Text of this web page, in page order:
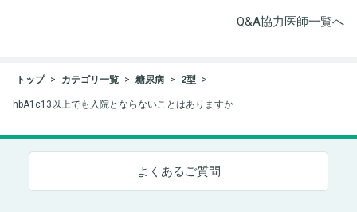
Q&A協力医師一覧へ
トップ カテゴリ一覧 糖尿病 2型
hbA1c13以上でも入院とならないことはありますか
よくあるご質問